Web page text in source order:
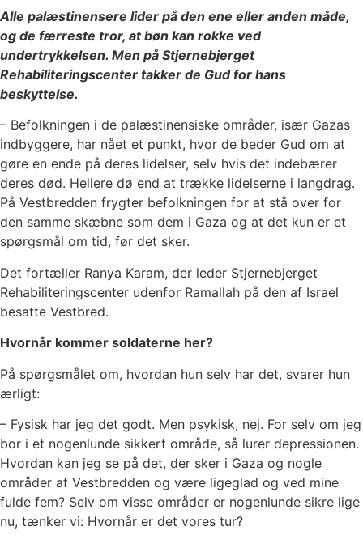
Alle palæstinensere lider på den ene eller anden måde,
og de færreste tror, at bøn kan rokke ved
undertrykkelsen. Men på Stjernebjerget
Rehabiliteringscenter takker de Gud for hans
beskyttelse.
– Befolkningen i de palæstinensiske områder, især Gazas
indbyggere, har nået et punkt, hvor de beder Gud om at
gøre en ende på deres lidelser, selv hvis det indebærer
deres død. Hellere dø end at trække lidelserne i langdrag.
På Vestbredden frygter befolkningen for at stå over for
den samme skæbne som dem i Gaza og at det kun er et
spørgsmål om tid, før det sker.
Det fortæller Ranya Karam, der leder Stjernebjerget
Rehabiliteringscenter udenfor Ramallah på den af Israel
besatte Vestbred.
Hvornår kommer soldaterne her?
På spørgsmålet om, hvordan hun selv har det, svarer hun
ærligt:
– Fysisk har jeg det godt. Men psykisk, nej. For selv om jeg
bor i et nogenlunde sikkert område, så lurer depressionen.
Hvordan kan jeg se på det, der sker i Gaza og nogle
områder af Vestbredden og være ligeglad og ved mine
fulde fem? Selv om visse områder er nogenlunde sikre lige
nu, tænker vi: Hvornår er det vores tur?